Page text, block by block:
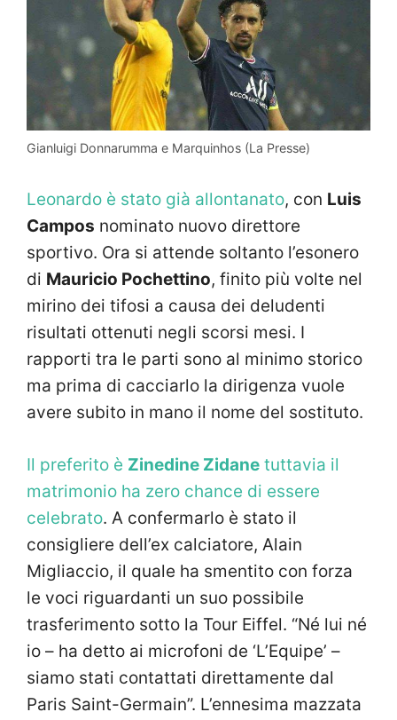
Gianluigi Donnarumma e Marquinhos (La Presse)
Leonardo è stato già allontanato, con Luis
Campos nominato nuovo direttore
sportivo. Ora si attende soltanto l’esonero
di Mauricio Pochettino, finito più volte nel
mirino dei tifosi a causa dei deludenti
risultati ottenuti negli scorsi mesi. I
rapporti tra le parti sono al minimo storico
ma prima di cacciarlo la dirigenza vuole
avere subito in mano il nome del sostituto.
Il preferito è Zinedine Zidane tuttavia il
matrimonio ha zero chance di essere
celebrato. A confermarlo è stato il
consigliere dell’ex calciatore, Alain
Migliaccio, il quale ha smentito con forza
le voci riguardanti un suo possibile
trasferimento sotto la Tour Eiffel. “Né lui né
io – ha detto ai microfoni de ‘L’Equipe’ –
siamo stati contattati direttamente dal
Paris Saint-Germain”. L’ennesima mazzata